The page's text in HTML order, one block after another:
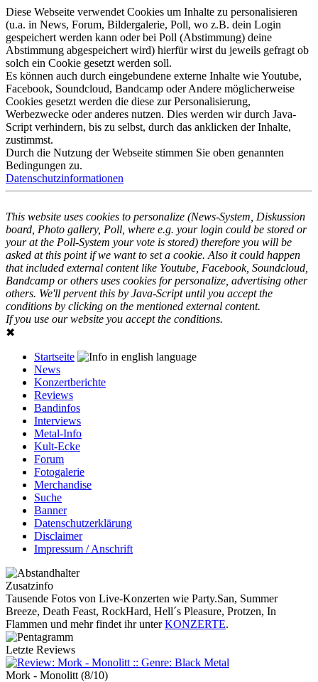
Diese Webseite verwendet Cookies um Inhalte zu personalisieren
(u.a. in News, Forum, Bildergalerie, Poll, wo z.B. dein Login
gespeichert werden kann oder bei Poll (Abstimmung) deine
Abstimmung abgespeichert wird) hierfür wirst du jeweils gefragt ob
solch ein Cookie gesetzt werden soll.
Es können auch durch eingebundene externe Inhalte wie Youtube,
Facebook, Soundcloud, Bandcamp oder Andere möglicherweise
Cookies gesetzt werden die diese zur Personalisierung,
Werbezwecke oder anderes nutzen. Dies werden wir durch Java-
Script verhindern, bis zu selbst, durch das anklicken der Inhalte,
zustimmst.
Durch die Nutzung der Webseite stimmen Sie oben genannten
Bedingungen zu.
Datenschutzinformationen
This website uses cookies to personalize (News-System, Diskussion
board, Photo gallery, Poll, where e.g. your login could be stored or
your at the Poll-System your vote is stored) therefore you will be
asked at this point if we want to set a cookie. Also it could happen
that included external content like Youtube, Facebook, Soundcloud,
Bandcamp or others uses cookies for personalize, advertising other
others. We'll pervent this by Java-Script until you accept the
conditions by clicking on the mentioned external content.
If you use our website you accept the conditions.
✖
Startseite
News
Konzertberichte
Reviews
Bandinfos
Interviews
Metal-Info
Kult-Ecke
Forum
Fotogalerie
Merchandise
Suche
Banner
Datenschutzerklärung
Disclaimer
Impressum / Anschrift
Zusatzinfo
Tausende Fotos von Live-Konzerten wie Party.San, Summer
Breeze, Death Feast, RockHard, Hell´s Pleasure, Protzen, In
Flammen und mehr findet ihr unterKONZERTE.
Letzte Reviews
Mork - Monolitt (8/10)